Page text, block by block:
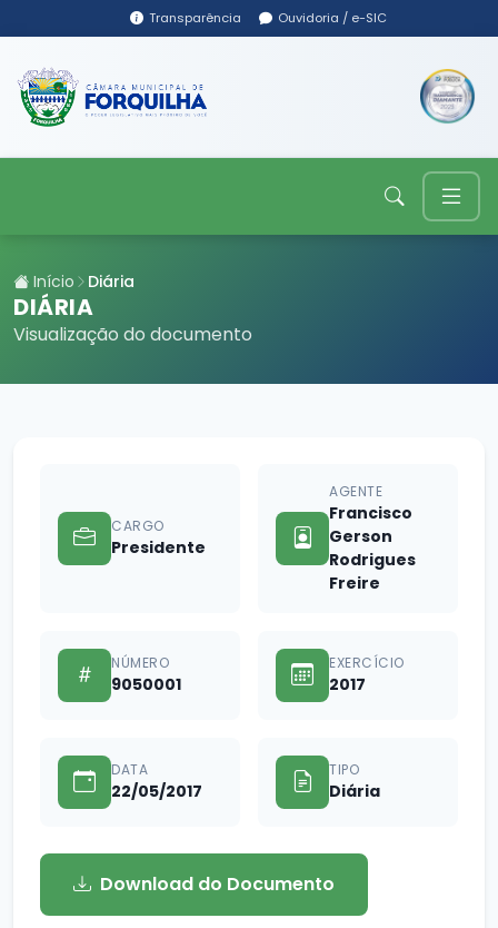
Transparência Ouvidoria / e-SIC
Início Diária
DIÁRIA
Visualização do documento
CARGO
Presidente
AGENTE
Francisco
Gerson
Rodrigues
Freire
NÚMERO
9050001
EXERCÍCIO
2017
DATA
22/05/2017
TIPO
Diária
Download do Documento